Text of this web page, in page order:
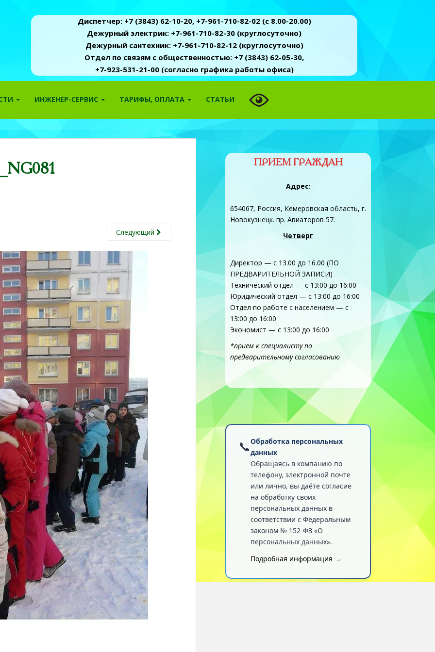
Диспетчер: +7 (3843) 62-10-20, +7-961-710-82-02 (c 8.00-20.00)
Дежурный электрик: +7-961-710-82-30 (круглосуточно)
Дежурный сантехник: +7-961-710-82-12 (круглосуточно)
Отдел по связям с общественностью: +7 (3843) 62-05-30,
+7-923-531-21-00 (согласно графика работы офиса)
ИНЖЕНЕР-СЕРВИС ТАРИФЫ, ОПЛАТА СТАТЬИ
Следующий
ПРИЕМ ГРАЖДАН
Адрес:
654067, Россия, Кемеровская область, г.
Новокузнецк. пр. Авиаторов 57.
Четверг
Директор — с 13.00 до 16.00 (ПО
ПРЕДВАРИТЕЛЬНОЙ ЗАПИСИ)
Технический отдел — с 13:00 до 16:00
Юридический отдел — с 13:00 до 16:00
Отдел по работе с населением — с
13:00 до 16:00
Экономист — с 13:00 до 16:00
*прием к специалисту по
предварительному согласованию
📞Обработка персональных
данных
Обращаясь в компанию по
телефону, электронной почте
или лично, вы даёте согласие
на обработку своих
персональных данных в
соответствии с Федеральным
законом № 152-ФЗ «О
персональных данных».
Подробная информация →